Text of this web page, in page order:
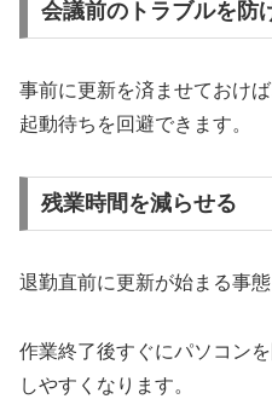
会議前のトラブルを防
事前に更新を済ませておけ
起動待ちを回避できます。
残業時間を減らせる
退勤直前に更新が始まる事
作業終了後すぐにパソコン
しやすくなります。